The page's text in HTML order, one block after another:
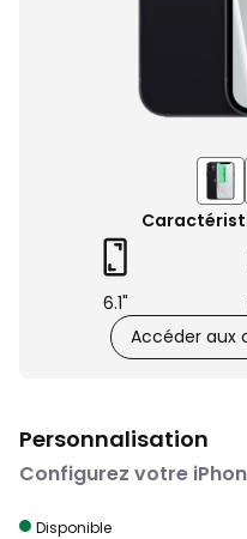
6.1"
Accéder aux
Personnalisation
Configurez votre
Disponible